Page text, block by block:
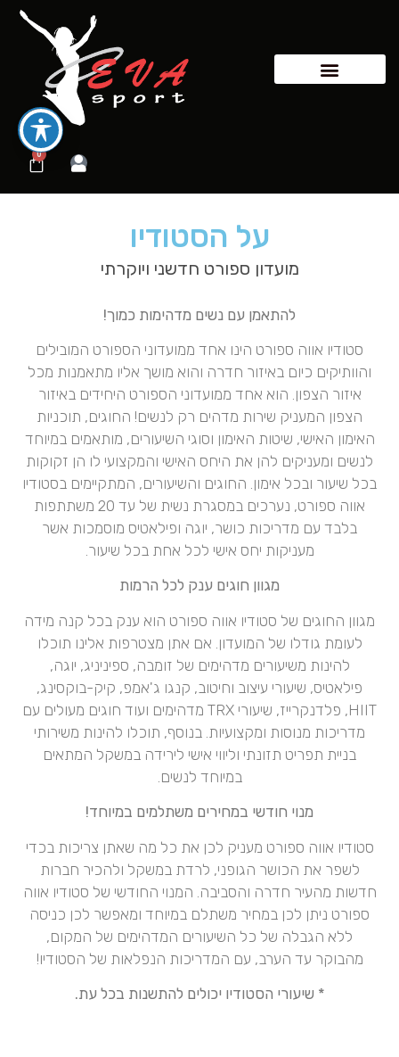
0
על הסטודיו
מועדון ספורט חדשני ויוקרתי
להתאמן עם נשים מדהימות כמוך!
סטודיו אווה ספורט הינו אחד ממועדוני הספורט המובילים
והוותיקים כיום באיזור חדרה והוא מושך אליו מתאמנות מכל
איזור הצפון. הוא אחד ממועדוני הספורט היחידים באיזור
הצפון המעניק שירות מדהים רק לנשים! החוגים, תוכניות
האימון האישי, שיטות האימון וסוגי השיעורים, מותאמים במיוחד
לנשים ומעניקים להן את היחס האישי והמקצועי לו הן זקוקות
בכל שיעור ובכל אימון. החוגים והשיעורים, המתקיימים בסטודיו
אווה ספורט, נערכים במסגרת נשית של עד 20 משתתפות
בלבד עם מדריכות כושר, יוגה ופילאטיס מוסמכות אשר
מעניקות יחס אישי לכל אחת בכל שיעור.
מגוון חוגים ענק לכל הרמות
מגוון החוגים של סטודיו אווה ספורט הוא ענק בכל קנה מידה
לעומת גודלו של המועדון. אם אתן מצטרפות אלינו תוכלו
להינות משיעורים מדהימים של זומבה, ספיניניג, יוגה,
פילאטיס, שיעורי עיצוב וחיטוב, קנגו ג'אמפ, קיק-בוקסינג,
HIIT, פלדנקרייז, שיעורי TRX מדהימים ועוד חוגים מעולים עם
מדריכות מנוסות ומקצועיות. בנוסף, תוכלו להינות משירותי
בניית תפריט תזונתי וליווי אישי לירידה במשקל המתאים
במיוחד לנשים.
מנוי חודשי במחירים משתלמים במיוחד!
סטודיו אווה ספורט מעניק לכן את כל מה שאתן צריכות בכדי
לשפר את הכושר הגופני, לרדת במשקל ולהכיר חברות
חדשות מהעיר חדרה והסביבה. המנוי החודשי של סטודיו אווה
ספורט ניתן לכן במחיר משתלם במיוחד ומאפשר לכן כניסה
ללא הגבלה של כל השיעורים המדהימים של המקום,
מהבוקר עד הערב, עם המדריכות הנפלאות של הסטודיו!
* שיעורי הסטודיו יכולים להתשנות בכל עת.